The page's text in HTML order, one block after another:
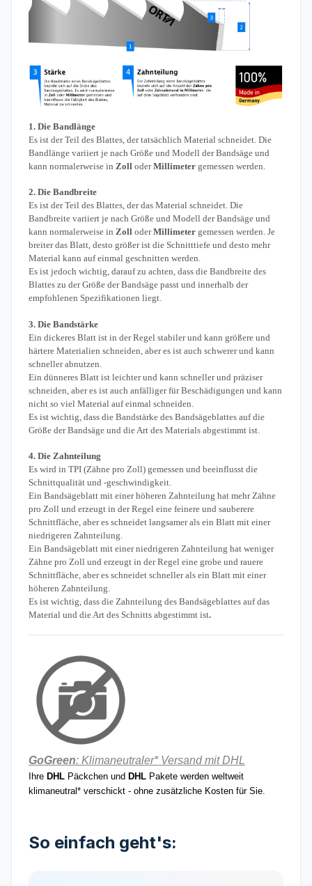
1. Die Bandlänge
Es ist der Teil des Blattes, der tatsächlich Material schneidet. Die
Bandlänge variiert je nach Größe und Modell der Bandsäge und
kann normalerweise in Zoll oderMillimeter gemessen werden.
2. Die Bandbreite
Es ist der Teil des Blattes, der das Material schneidet. Die
Bandbreite variiert je nach Größe und Modell der Bandsäge und
kann normalerweise in Zoll oderMillimeter gemessen werden. Je
breiter das Blatt, desto größer ist die Schnitttiefe und desto mehr
Material kann auf einmal geschnitten werden.
Es ist jedoch wichtig, darauf zu achten, dass die Bandbreite des
Blattes zu der Größe der Bandsäge passt und innerhalb der
empfohlenen Spezifikationen liegt.
3. Die Bandstärke
Ein dickeres Blatt ist in der Regel stabiler und kann größere und
härtere Materialien schneiden, aber es ist auch schwerer und kann
schneller abnutzen.
Ein dünneres Blatt ist leichter und kann schneller und präziser
schneiden, aber es ist auch anfälliger für Beschädigungen und kann
nicht so viel Material auf einmal schneiden.
Es ist wichtig, dass die Bandstärke des Bandsägeblattes auf die
Größe der Bandsäge und die Art des Materials abgestimmt ist.
4. Die Zahnteilung
Es wird in TPI (Zähne pro Zoll) gemessen und beeinflusst die
Schnittqualität und -geschwindigkeit.
Ein Bandsägeblatt mit einer höheren Zahnteilung hat mehr Zähne
pro Zoll und erzeugt in der Regel eine feinere und sauberere
Schnittfläche, aber es schneidet langsamer als ein Blatt mit einer
niedrigeren Zahnteilung.
Ein Bandsägeblatt mit einer niedrigeren Zahnteilung hat weniger
Zähne pro Zoll und erzeugt in der Regel eine grobe und rauere
Schnittfläche, aber es schneidet schneller als ein Blatt mit einer
höheren Zahnteilung.
Es ist wichtig, dass die Zahnteilung des Bandsägeblattes auf das
Material und die Art des Schnitts abgestimmt ist.
GoGreen: Klimaneutraler* Versand mit DHL
Ihre DHL Päckchen und DHL Pakete werden weltweit
klimaneutral* verschickt - ohne zusätzliche Kosten für Sie.
So einfach geht's: